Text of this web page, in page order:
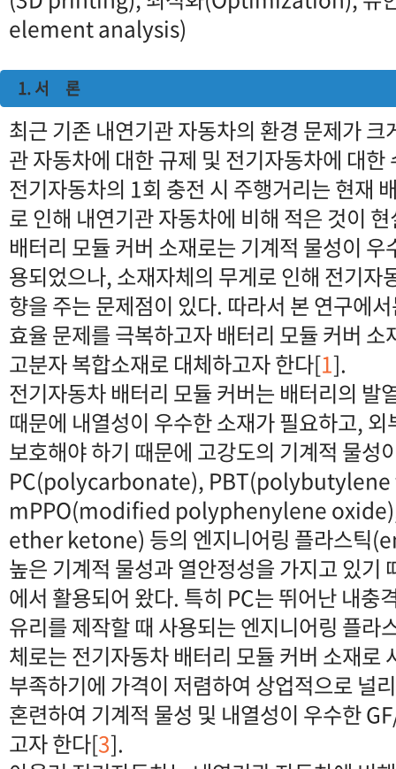
element analysis)
1. 서 론
최근 기존 내연기관 자동차의 환경 문제가
관 자동차에 대한 규제 및 전기자동차에 대
전기자동차의 1회 충전 시 주행거리는 현재
로 인해 내연기관 자동차에 비해 적은 것이
배터리 모듈 커버 소재로는 기계적 물성이
용되었으나, 소재자체의 무게로 인해 전기자
향을 주는 문제점이 있다. 따라서 본 연구에
효율 문제를 극복하고자 배터리 모듈 커버
고분자 복합소재로 대체하고자 한다[1].
전기자동차 배터리 모듈 커버는 배터리의 발
때문에 내열성이 우수한 소재가 필요하고,
보호해야 하기 때문에 고강도의 기계적 물성
PC(polycarbonate),
mPPO(modified polyphenylene
ether ketone) 등의 엔지니어링 플라스
높은 기계적 물성과 열안정성을 가지고 있기
에서 활용되어 왔다. 특히 PC는 뛰어난 내충
유리를 제작할 때 사용되는 엔지니어링 플라
체로는 전기자동차 배터리 모듈 커버 소재로
부족하기에 가격이 저렴하여 상업적으로 널
혼련하여 기계적 물성 및 내열성이 우수한
고자 한다[3].